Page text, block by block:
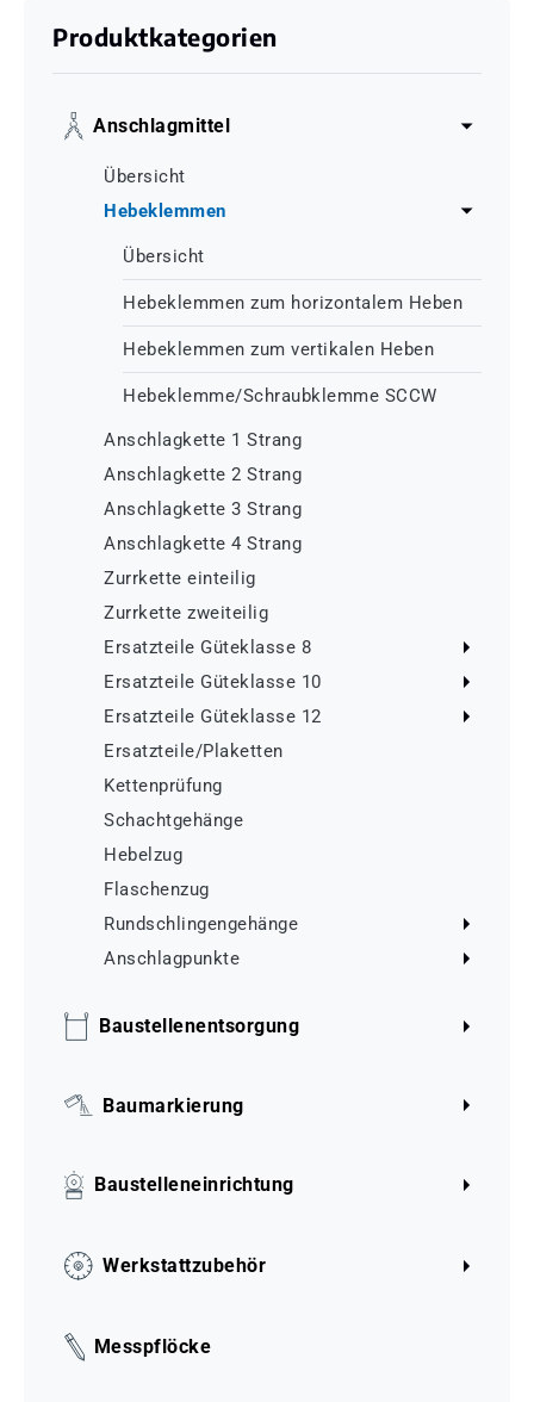
Produktkategorien
Anschlagmittel
Übersicht
Hebeklemmen
Übersicht
Hebeklemmen zum horizontalem Heben
Hebeklemmen zum vertikalen Heben
Hebeklemme/Schraubklemme SCCW
Anschlagkette 1 Strang
Anschlagkette 2 Strang
Anschlagkette 3 Strang
Anschlagkette 4 Strang
Zurrkette einteilig
Zurrkette zweiteilig
Ersatzteile Güteklasse 8
Ersatzteile Güteklasse 10
Ersatzteile Güteklasse 12
Ersatzteile/Plaketten
Kettenprüfung
Schachtgehänge
Hebelzug
Flaschenzug
Rundschlingengehänge
Anschlagpunkte
Baustellenentsorgung
Baumarkierung
Baustelleneinrichtung
Werkstattzubehör
Messpflöcke